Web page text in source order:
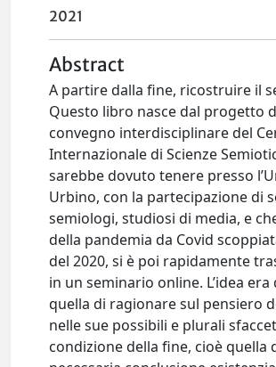
2021
Abstract
A partire dalla fine, ricostruire il
Questo libro nasce dal progetto
convegno interdisciplinare del
Internazionale di Scienze
sarebbe dovuto tenere presso
Urbino, con la partecipazione di
semiologi, studiosi di media, e
della pandemia da Covid
del 2020, si è poi rapidamente
in un seminario online. L’idea
quella di ragionare sul pensiero
nelle sue possibili e plurali
condizione della fine, cioè quella